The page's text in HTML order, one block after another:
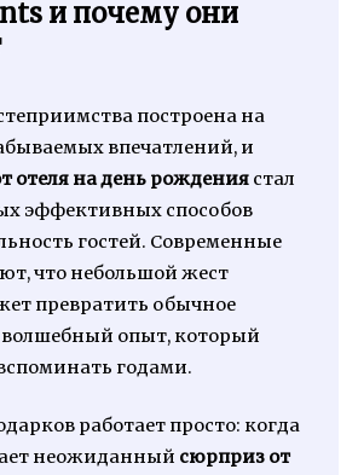
и почему они
построена на
впечатлений, и
отеля на день рождениястал
эффективных способов
гостей. Современные
что небольшой жест
превратить обычное
опыт, который
годами.
работает просто: когда
неожиданный сюрприз от